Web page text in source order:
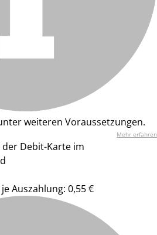
weiteren Voraussetzungen.
Mehr erfahren
Debit-Karte im
Auszahlung: 0,55 €